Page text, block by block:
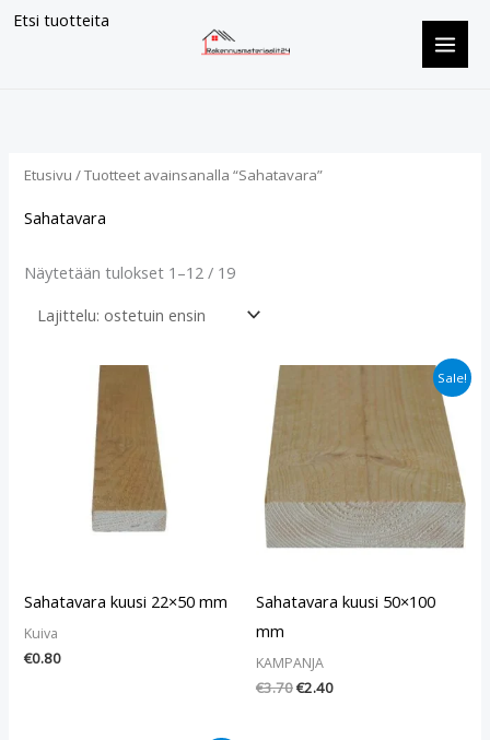
Etsi tuotteita
Siirry
Etusivu / Tuotteet avainsanalla “Sahatavara”
Sahatavara
Näytetään tulokset 1–12 / 19
Sahatavara kuusi 22×50 mm
Kuiva
€0.80
Sale!
Sahatavara kuusi 50×100
mm
KAMPANJA
€3.70€2.40